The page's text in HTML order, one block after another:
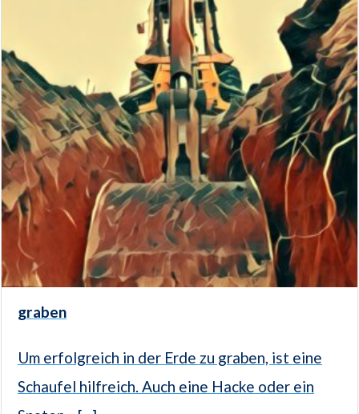
graben
Um erfolgreich in der Erde zu graben, ist eine
Schaufel hilfreich. Auch eine Hacke oder ein